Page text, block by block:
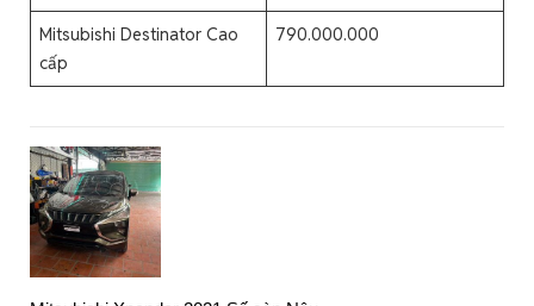
Mitsubishi Destinator Cao
cấp
790.000.000